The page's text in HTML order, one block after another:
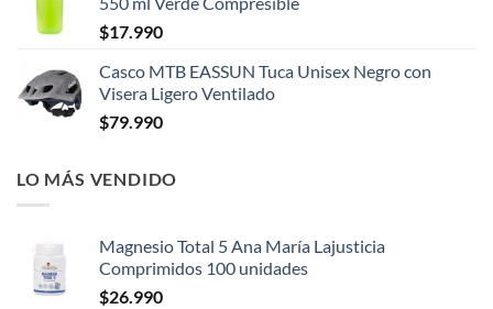
$17.990
Casco MTB EASSUN Tuca Unisex Negro con
Visera Ligero Ventilado
$79.990
LO MÁS VENDIDO
Magnesio Total 5 Ana María Lajusticia
Comprimidos 100 unidades
$26.990